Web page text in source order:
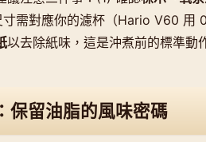
需對應你的濾杯（Hario V60
以去除紙味，這是沖煮前的標準動
保留油脂的風味密碼